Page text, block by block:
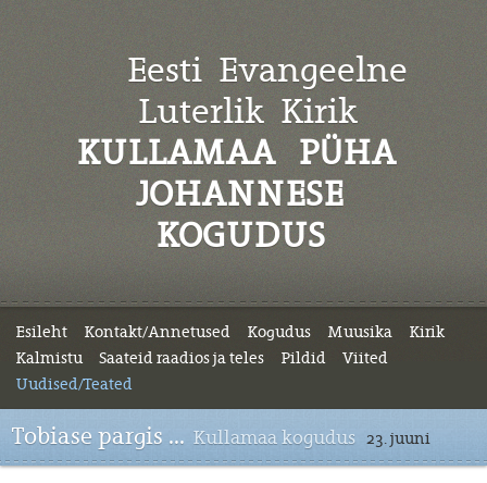
Eesti Evangeelne
Luterlik Kirik
KULLAMAA PÜHA
JOHANNESE
KOGUDUS
Esileht Kontakt/Annetused Kogudus Muusika
Kirik
Kalmistu
Saateid raadios ja teles Pildid
Viited
Uudised/Teated
Tobiase pargis ... Kullamaa kogudus 23. juuni